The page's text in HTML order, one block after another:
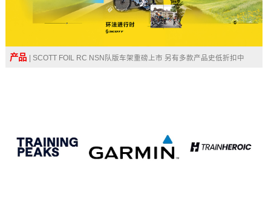
产品 | SCOTT FOIL RC NSN队版车架重磅上市 另有多款产品史低折扣中